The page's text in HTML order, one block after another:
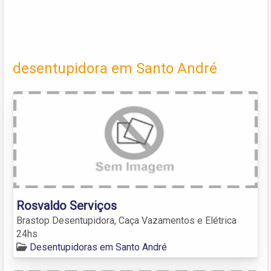
desentupidora em Santo André
Rosvaldo Serviços
Brastop Desentupidora, Caça Vazamentos e Elétrica
24hs
Desentupidoras em Santo André